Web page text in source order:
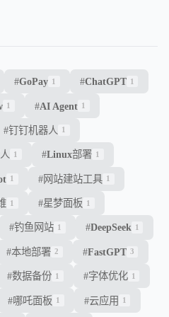
#GoPay 1 #ChatGPT 1
1 #AI Agent 1
#钉钉机器人 1
1 #Linux部署 1
1 #网站建站工具 1
1 #星梦面板 1
#钓鱼网站 1 #DeepSeek 1
#本地部署 2 #FastGPT 3
#数据备份 1 #字体优化 1
#哪吒面板 1 #云应用 1